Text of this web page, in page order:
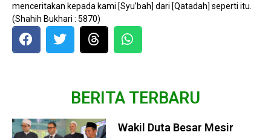
menceritakan kepada kami [Syu’bah] dari [Qatadah] seperti itu.
(Shahih Bukhari : 5870)
BERITA TERBARU
Wakil Duta Besar Mesir